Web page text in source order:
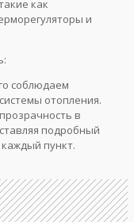
как
и
соблюдаем
отопления.
в
подробный
пункт.